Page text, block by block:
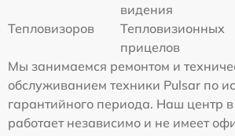
видения
Тепловизоров
Тепловизионных
прицелов
Мы занимаемся ремонтом и
обслуживанием техники Pulsar по
гарантийного периода. Наш центр
работает независимо и не имеет